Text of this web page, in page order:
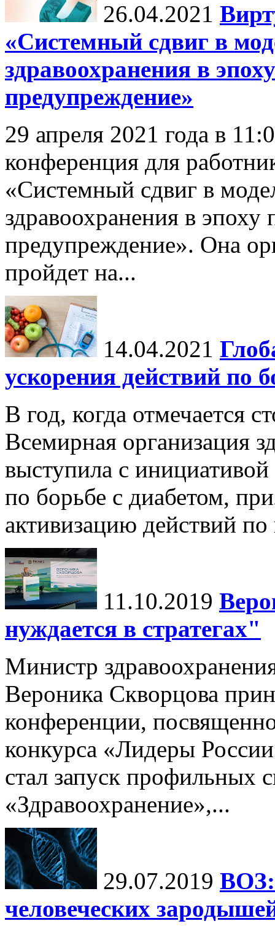
26.04.2021
«Системный сдвиг в
здравоохранения в
предупреждение»
29 апреля 2021 года в
конференция для
«Системный сдвиг в
здравоохранения в
предупреждение». Она
пройдет на...
14.04.2021
ускорения действий по
В год, когда отмечается
Всемирная организация
выступила с
по борьбе с диабетом,
активизацию действий
11.10.2019
нуждается в стратегах"
Министр
Вероника Скворцова
конференции,
конкурса «Лидеры
стал запуск профильных
«Здравоохранение»,...
29.07.2019 ВОЗ:
человеческих